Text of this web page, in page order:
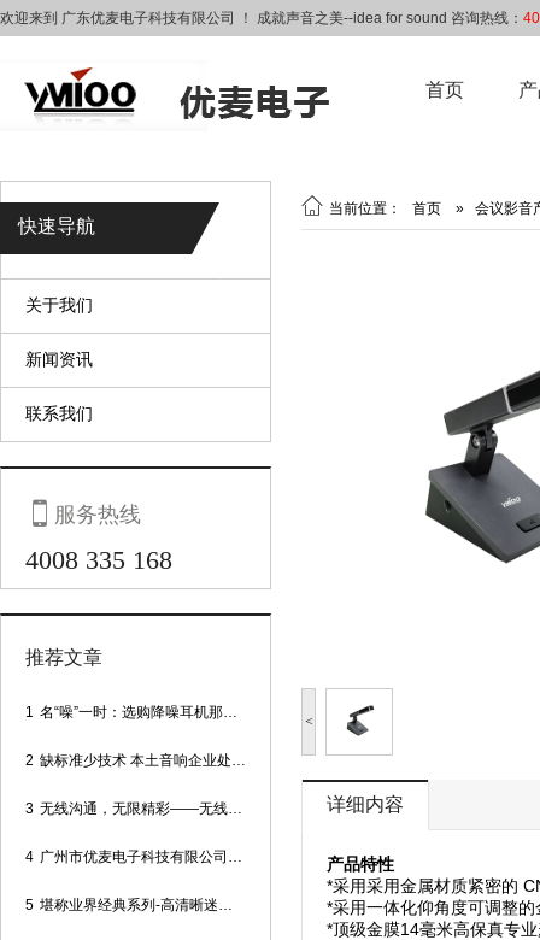
欢迎来到 广东优麦电子科技有限公司 ！ 成就声音之美--idea for sound 咨询热线：
首页
快速导航
关于我们
新闻资讯
联系我们
 服务热线
4008 335 168
推荐文章
1 名“噪”一时：选购降噪耳机那些事
2 缺标准少技术 本土音响企业处境尴尬
3 无线沟通，无限精彩——无线会议话筒
4 广州市优麦电子科技有限公司网站正式上线！
5 堪称业界经典系列-高清晰迷你型头戴话筒
 当前位置： 首页 » 会议影音
<
详细内容
产品特性
*采用采用金属材质紧密的
*采用一体化仰角度可调整
*顶级金膜14毫米高保真专